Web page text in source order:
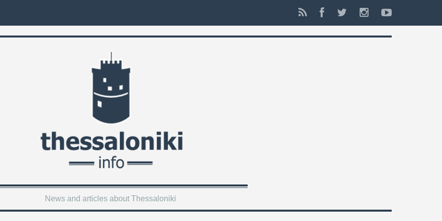
News and articles about Thessaloniki